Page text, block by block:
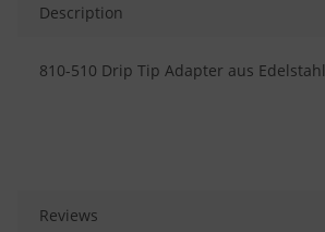
Description
810-510 Drip Tip Adapter aus Edelstahl
Reviews